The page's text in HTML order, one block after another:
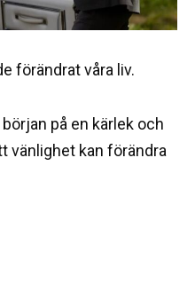
förändrat våra liv.
på en kärlek och
vänlighet kan förändra